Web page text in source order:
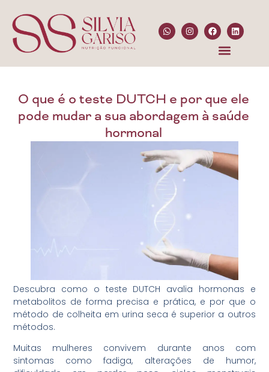
O que é o teste DUTCH e por que ele
pode mudar a sua abordagem à saúde
hormonal
Descubra como o teste DUTCH avalia hormonas e
metabolitos de forma precisa e prática, e por que o
método de colheita em urina seca é superior a outros
métodos.
Muitas mulheres convivem durante anos com
sintomas como fadiga, alterações de humor,